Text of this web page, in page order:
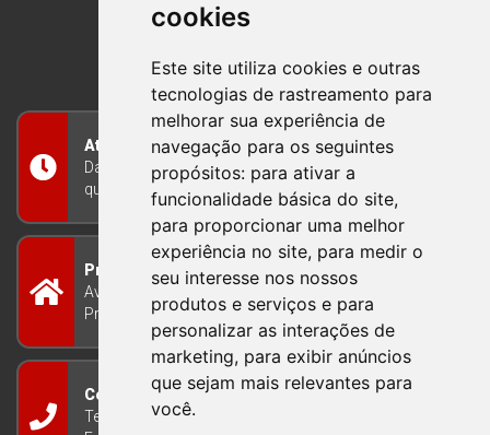
cookies
Este site utiliza cookies e outras
tecnologias de rastreamento para
melhorar sua experiência de
navegação para os seguintes
propósitos: para ativar a
funcionalidade básica do site,
para proporcionar uma melhor
experiência no site, para medir o
seu interesse nos nossos
produtos e serviços e para
personalizar as interações de
marketing, para exibir anúncios
que sejam mais relevantes para
você.
BOM PRINCIPIO
RIO GRANDE DO SUL
Atendimento
Das 8h às 12h e das 13h às 17h30, de segunda a
quinta-feira, e nas sextas-feiras das 7h às 13h
Prefeitura Municipal
Avenida Guilherme Winter 65 - Centro Bom
Princípio/RS - Brasil CEP 95765-000
Contato
Telefone: (51) 3634-8100